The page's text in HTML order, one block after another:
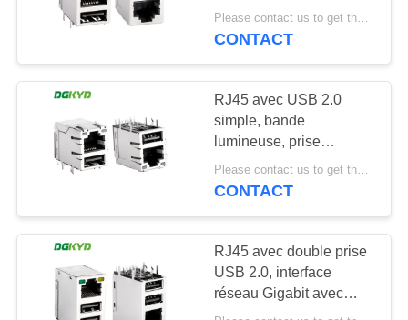
SITEMAP
POLITIQUE
MATIÈRE
DE
PRIVÉE
connecteur de cat6
rj45
cric rj11
46
réseau
DGKYD611B099GWWD009
Please contact us to get the latest price. MOQ:1 pièce
CONTACT
RJ45 avec USB 2.0
simple, bande
lumineuse, prise
Ethernet blindée,
transformateur 100 Mbps
Please contact us to get the latest price. MOQ:1 pièce
CONTACT
RJ45 avec double prise
USB 2.0, interface
réseau Gigabit avec